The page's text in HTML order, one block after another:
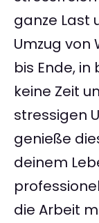
ganze Last
Umzug von
bis Ende,
keine Zeit
stressigen
genieße
deinem
die Arbeit